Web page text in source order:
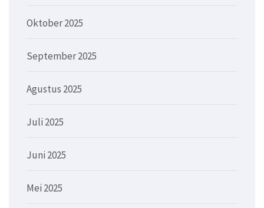
Oktober 2025
September 2025
Agustus 2025
Juli 2025
Juni 2025
Mei 2025